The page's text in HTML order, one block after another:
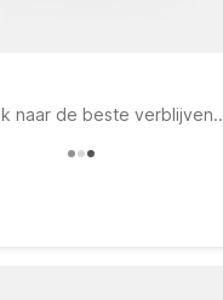
naar de beste verblijven..